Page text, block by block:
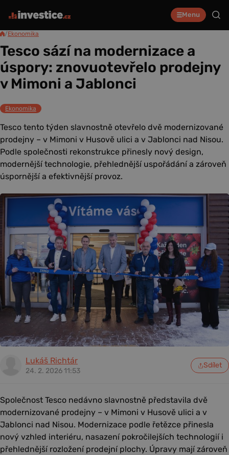
Menu
/Ekonomika
Tesco sází na modernizace a
úspory: znovuotevřelo prodejny
v Mimoni a Jablonci
Ekonomika
Tesco tento týden slavnostně otevřelo dvě modernizované
prodejny – v Mimoni v Husově ulici a v Jablonci nad Nisou.
Podle společnosti rekonstrukce přinesly nový design,
modernější technologie, přehlednější uspořádání a zároveň
úspornější a efektivnější provoz.
Lukáš Richtár
24. 2. 2026 11:53
Sdílet
Společnost Tesco nedávno slavnostně představila dvě
modernizované prodejny – v Mimoni v Husově ulici a v
Jablonci nad Nisou. Modernizace podle řetězce přinesla
nový vzhled interiéru, nasazení pokročilejších technologií i
přehlednější rozložení prodejní plochy. Úpravy mají zároveň